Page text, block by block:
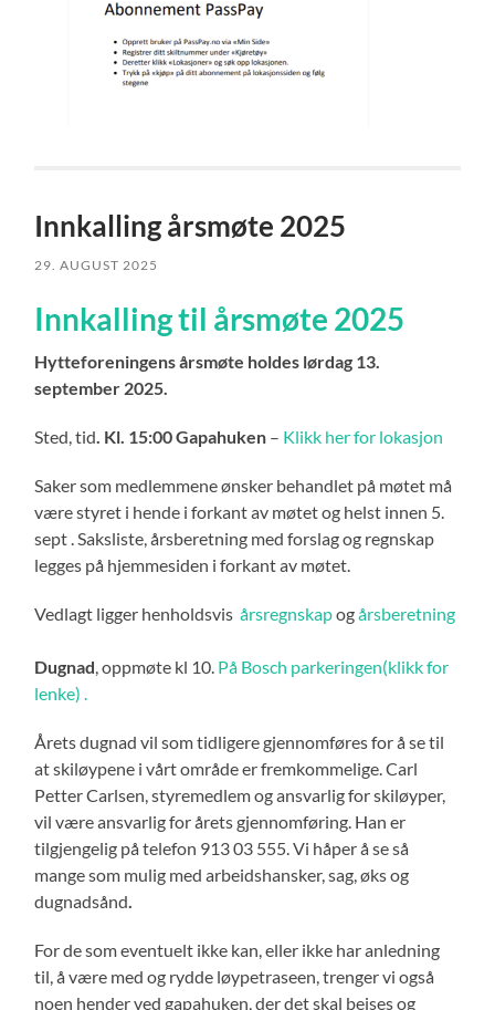
Innkalling årsmøte 2025
29. AUGUST 2025
Innkalling til årsmøte 2025
Hytteforeningens årsmøte holdes lørdag 13.
september 2025.
Sted, tid . Kl. 15:00 Gapahuken – Klikk her for lokasjon
Saker som medlemmene ønsker behandlet på møtet må
være styret i hende i forkant av møtet og helst innen 5.
sept . Saksliste, årsberetning med forslag og regnskap
legges på hjemmesiden i forkant av møtet.
Vedlagt ligger henholdsvisårsregnskapogårsberetning
Dugnad , oppmøte kl 10. På Bosch parkeringen(klikk for
lenke) .
Årets dugnad vil som tidligere gjennomføres for å se til
at skiløypene i vårt område er fremkommelige. Carl
Petter Carlsen, styremedlem og ansvarlig for skiløyper,
vil være ansvarlig for årets gjennomføring. Han er
tilgjengelig på telefon 913 03 555. Vi håper å se så
mange som mulig med arbeidshansker, sag, øks og
dugnadsånd
For de som eventuelt ikke kan, eller ikke har anledning
til, å være med og rydde løypetraseen, trenger vi også
noen hender ved gapahuken, der det skal beises og